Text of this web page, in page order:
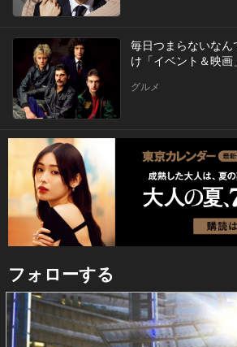
毎日つまらないな
け「イベント＆映画
グルメ
フォローする